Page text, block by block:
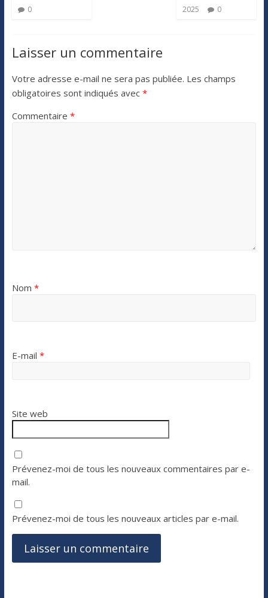
0
2025
0
Laisser un commentaire
Votre adresse e-mail ne sera pas publiée. Les champs
obligatoires sont indiqués avec *
Commentaire *
Nom *
E-mail *
Site web
Prévenez-moi de tous les nouveaux commentaires par e-
mail.
Prévenez-moi de tous les nouveaux articles par e-mail.